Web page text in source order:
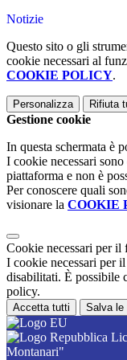
Notizie
Questo sito o gli
cookie necessari al
COOKIE POLICY.
Personalizza Rifiuta
Gestione cookie
In questa schermata è
I cookie necessari
piattaforma e non è
Per conoscere quali
visionare la COOKIE
Cookie necessari per il
I cookie necessari per
disabilitati. È possibile
policy.
Accetta tutti Salva le
Montanari"